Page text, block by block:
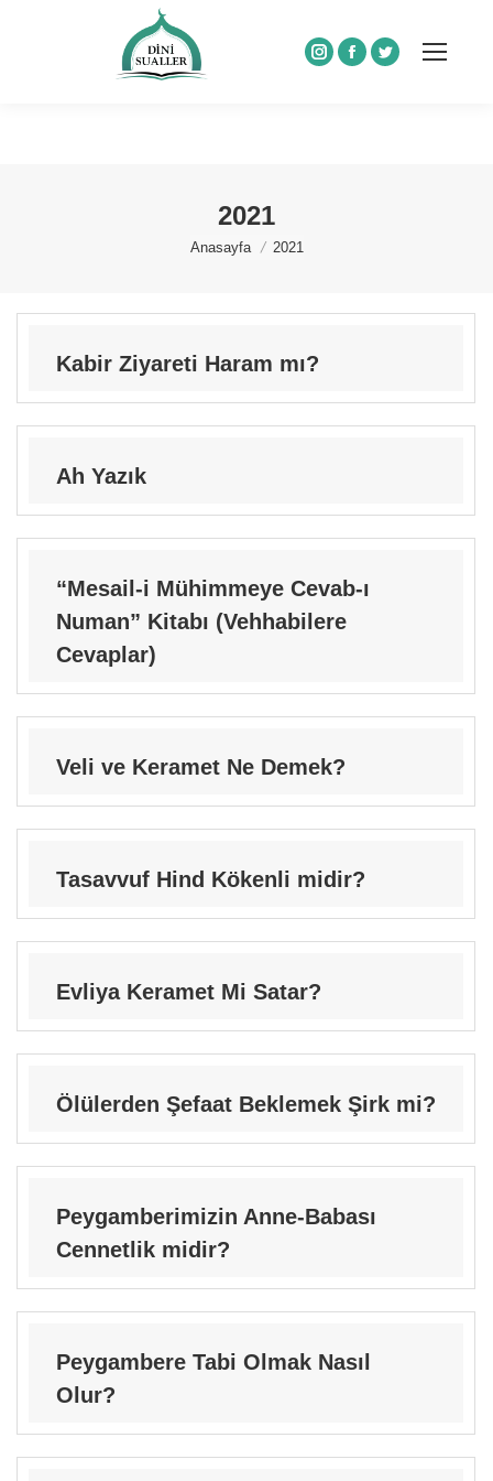
Instagram
Facebook
Twitter
2021
You are here:
Anasayfa 2021
Kabir Ziyareti Haram mı?
Ah Yazık
“Mesail-i Mühimmeye Cevab-ı
Numan” Kitabı (Vehhabilere
Cevaplar)
Veli ve Keramet Ne Demek?
Tasavvuf Hind Kökenli midir?
Evliya Keramet Mi Satar?
Ölülerden Şefaat Beklemek Şirk mi?
Peygamberimizin Anne-Babası
Cennetlik midir?
Peygambere Tabi Olmak Nasıl
Olur?